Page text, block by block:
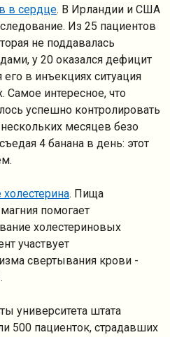
в сердце. В Ирландии и США
Из 25 пациентов
не поддавалась
у 20 оказался дефицит
в инъекциях ситуация
Самое интересное, что
успешно контролировать
месяцев безо
4 банана в день: этот
. Пища
помогает
холестериновых
участвует
свертывания крови -
университета штата
500 пациенток, страдавших